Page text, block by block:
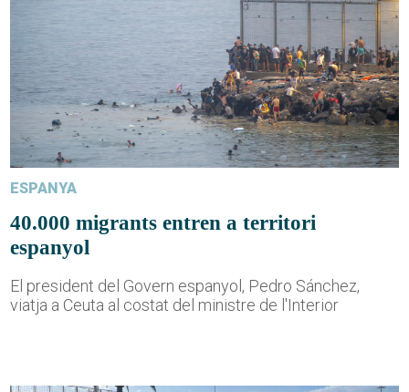
ESPANYA
40.000 migrants entren a territori
espanyol
El president del Govern espanyol, Pedro Sánchez,
viatja a Ceuta al costat del ministre de l'Interior